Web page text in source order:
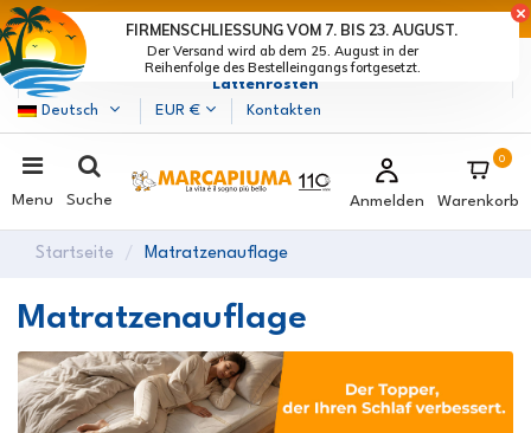
Marcapiuma| Hersteller von Matratzen, Kissen und
Lattenrosten
Deutsch
EUR € Kontakten
Menu Suche Anmelden
0
Warenkorb
Startseite Matratzenauflage
Matratzenauflage
Der Versand wird ab dem 25. August in der
Reihenfolge des Bestelleingangs fortgesetzt.
FIRMENSCHLIESSUNG VOM 7. BIS 23. AUGUST.